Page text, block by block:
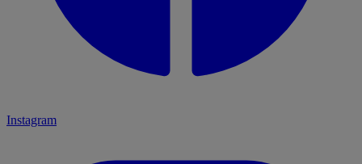
Instagram